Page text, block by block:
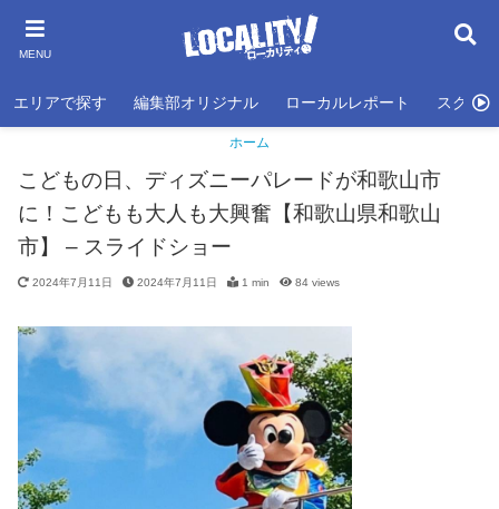
MENU
エリアで探す 編集部オリジナル ローカルレポート スクール
ホーム
こどもの日、ディズニーパレードが和歌山市
に！こどもも大人も大興奮【和歌山県和歌山
市】 – スライドショー
2024年7月11日 2024年7月11日 1 min 84views